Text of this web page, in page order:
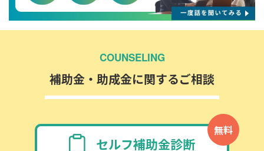
COUNSELING
補助金・助成金に関するご相談
無料
セルフ補助金診断